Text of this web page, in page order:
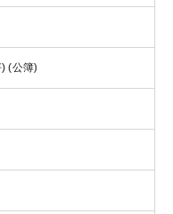
(公簿)